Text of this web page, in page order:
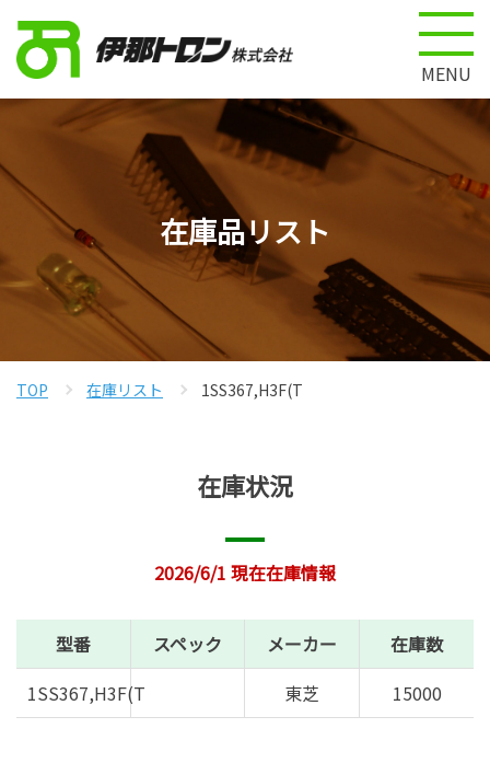
MENU
在庫品リスト
TOP 在庫リスト 1SS367,H3F(T
在庫状況
2026/6/1 現在在庫情報
型番 スペック メーカー
在庫数
1SS367,H3F(T
東芝 15000